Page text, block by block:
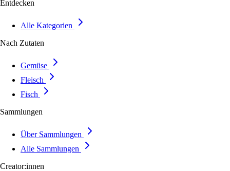
Entdecken
Alle Kategorien
Nach Zutaten
Gemüse
Fleisch
Fisch
Sammlungen
Über Sammlungen
Alle Sammlungen
Creator:innen